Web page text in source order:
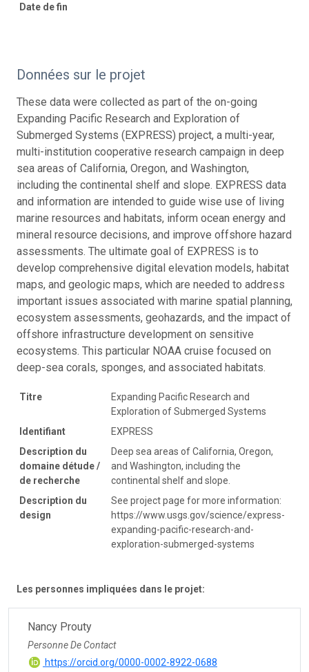
Date de fin
Données sur le projet
These data were collected as part of the on-going
Expanding Pacific Research and Exploration of
Submerged Systems (EXPRESS) project, a multi-year,
multi-institution cooperative research campaign in deep
sea areas of California, Oregon, and Washington,
including the continental shelf and slope. EXPRESS data
and information are intended to guide wise use of living
marine resources and habitats, inform ocean energy and
mineral resource decisions, and improve offshore hazard
assessments. The ultimate goal of EXPRESS is to
develop comprehensive digital elevation models, habitat
maps, and geologic maps, which are needed to address
important issues associated with marine spatial planning,
ecosystem assessments, geohazards, and the impact of
offshore infrastructure development on sensitive
ecosystems. This particular NOAA cruise focused on
deep-sea corals, sponges, and associated habitats.
Titre
Expanding Pacific Research and
Exploration of Submerged Systems
Identifiant
EXPRESS
Description du
domaine détude /
de recherche
Deep sea areas of California, Oregon,
and Washington, including the
continental shelf and slope.
Description du
design
See project page for more information:
https://www.usgs.gov/science/express-
expanding-pacific-research-and-
exploration-submerged-systems
Les personnes impliquées dans le projet:
Nancy Prouty
Personne De Contact
https://orcid.org/0000-0002-8922-0688